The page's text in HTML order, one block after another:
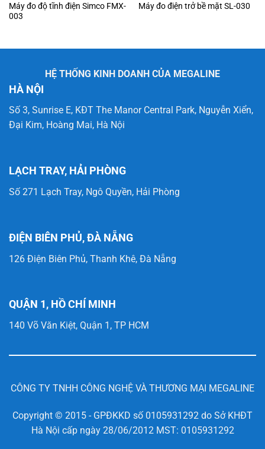
Máy đo độ tĩnh điện Simco FMX-
003
Máy đo điện trở bề mặt SL-030
HỆ THỐNG KINH DOANH CỦA MEGALINE
HÀ NỘI
Số 3, Sunrise E, KĐT The Manor Central Park, Nguyễn Xiển,
Đại Kim, Hoàng Mai, Hà Nội
LẠCH TRAY, HẢI PHÒNG
Số 271 Lạch Tray, Ngô Quyền, Hải Phòng
ĐIỆN BIÊN PHỦ, ĐÀ NẴNG
126 Điện Biên Phủ, Thanh Khê, Đà Nẵng
QUẬN 1, HỒ CHÍ MINH
140 Võ Văn Kiệt, Quận 1, TP HCM
CÔNG TY TNHH CÔNG NGHỆ VÀ THƯƠNG MẠI MEGALINE
Copyright © 2015 - GPĐKKD số 0105931292 do Sở KHĐT
Hà Nội cấp ngày 28/06/2012 MST: 0105931292